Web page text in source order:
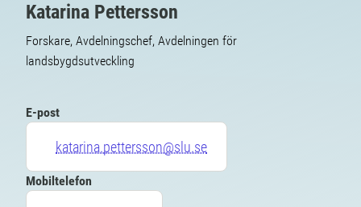
Katarina Pettersson
Forskare, Avdelningschef, Avdelningen för
landsbygdsutveckling
E-post
katarina.pettersson@slu.se
Mobiltelefon